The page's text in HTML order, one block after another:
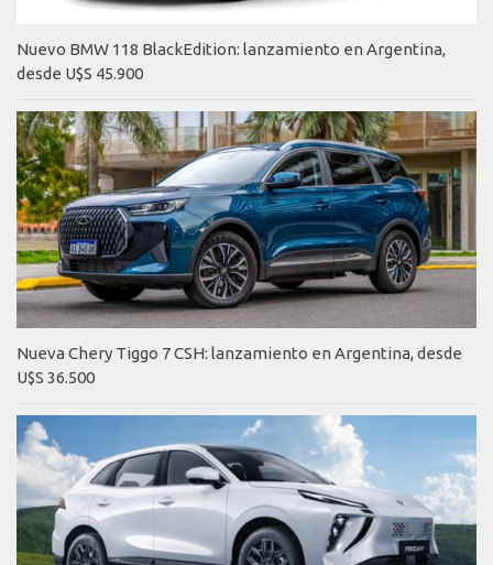
Nuevo BMW 118 BlackEdition: lanzamiento en Argentina,
desde U$S 45.900
Nueva Chery Tiggo 7 CSH: lanzamiento en Argentina, desde
U$S 36.500